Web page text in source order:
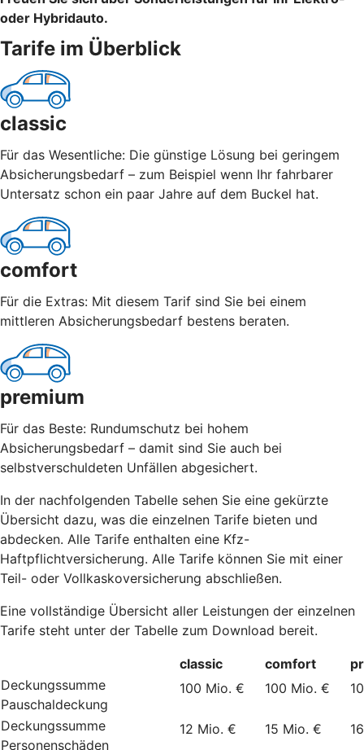
oder Hybridauto.
Tarife im Überblick
classic
Für das Wesentliche: Die günstige Lösung bei geringem
Absicherungsbedarf – zum Beispiel wenn Ihr fahrbarer
Untersatz schon ein paar Jahre auf dem Buckel hat.
comfort
Für die Extras: Mit diesem Tarif sind Sie bei einem
mittleren Absicherungsbedarf bestens beraten.
premium
Für das Beste: Rundumschutz bei hohem
Absicherungsbedarf – damit sind Sie auch bei
selbstverschuldeten Unfällen abgesichert.
In der nachfolgenden Tabelle sehen Sie eine gekürzte
Übersicht dazu, was die einzelnen Tarife bieten und
abdecken. Alle Tarife enthalten eine Kfz-
Haftpflichtversicherung. Alle Tarife können Sie mit einer
Teil- oder Vollkaskoversicherung abschließen.
Eine vollständige Übersicht aller Leistungen der einzelnen
Tarife steht unter der Tabelle zum Download bereit.
classic comfort
Deckungssumme
Pauschaldeckung
100 Mio. € 100 Mio. €
Deckungssumme
Personenschäden
12 Mio. € 15 Mio. €